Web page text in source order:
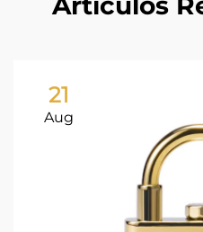
21
Aug